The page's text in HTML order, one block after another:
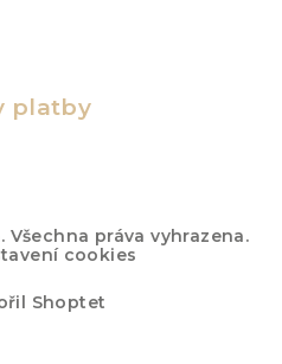
platby
. Všechna práva vyhrazena.
cookies
Shoptet